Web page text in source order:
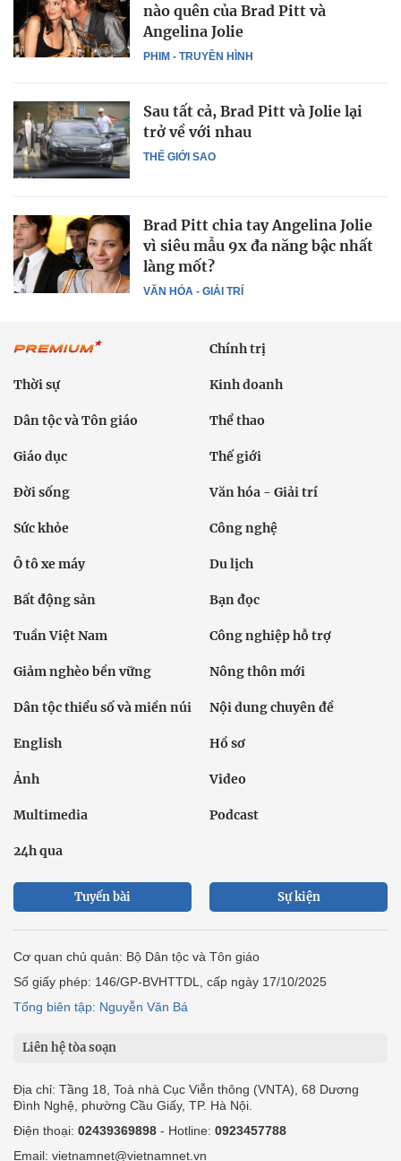
PHIM - TRUYỀN HÌNH
nào quên của Brad Pitt và
Angelina Jolie
THẾ GIỚI SAO
Sau tất cả, Brad Pitt và Jolie lại
trở về với nhau
VĂN HÓA - GIẢI TRÍ
Brad Pitt chia tay Angelina Jolie
vì siêu mẫu 9x đa năng bậc nhất
làng mốt?
Chính trị
Thời sự Kinh doanh
Dân tộc và Tôn giáo Thể thao
Giáo dục Thế giới
Đời sống Văn hóa - Giải trí
Sức khỏe Công nghệ
Ô tô xe máy Du lịch
Bất động sản Bạn đọc
Tuần Việt Nam Công nghiệp hỗ trợ
Giảm nghèo bền vững Nông thôn mới
Dân tộc thiểu số và miền núi Nội dung chuyên đề
English Hồ sơ
Ảnh Video
Multimedia Podcast
24h qua
Tuyến bài Sự kiện
Cơ quan chủ quản: Bộ Dân tộc và Tôn giáo
Số giấy phép: 146/GP-BVHTTDL, cấp ngày 17/10/2025
Tổng biên tập: Nguyễn Văn Bá
Liên hệ tòa soạn
Địa chỉ: Tầng 18, Toà nhà Cục Viễn thông (VNTA), 68 Dương
Đình Nghệ, phường Cầu Giấy, TP. Hà Nội.
Điện thoại: 02439369898 - Hotline: 0923457788
Email: vietnamnet@vietnamnet.vn